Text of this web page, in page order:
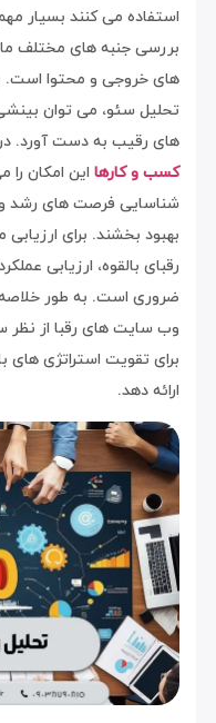
استفاده می کنند بسیار
بررسی جنبه های مختلف
های خروجی و محتوا است. با
تحلیل سئو، می توان
های رقیب به دست آورد.
کسب و کارها این امکان
شناسایی فرصت های رشد
بهبود بخشند. برای
رقبای بالقوه، ارزیابی
ضروری است. به طور
وب سایت های رقبا از نظر
برای تقویت استراتژی های
ارائه دهد.